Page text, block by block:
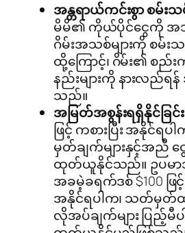
အန္တရာယ်ကင်းစွာ စမ်းသ
မိမိ၏ ကိုယ်ပိုင်ငွေကို အ
ဂိမ်းအသစ်များကို စမ်
ထို့ကြောင့်၊ ဂိမ်း၏ စည်းက
နည်းများကို နားလည်ရ
သည်။
အမြတ်အစွန်းရရှိနိုင်ခြင်
ဖြင့် ကစားပြီး အနိုင်ရ
မှတ်ချက်များနှင့်အညီ ငွ
ထုတ်ယူနိုင်သည်။ ဥပမာ
အခမဲ့ခရက်ဒစ် $100 ဖြင့်
အနိုင်ရပါက၊ သတ်မှတ်
လိုအပ်ချက်များ ပြည့်